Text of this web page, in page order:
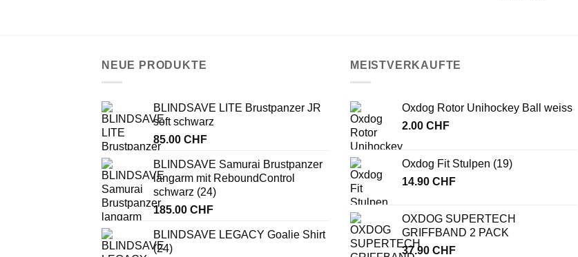
NEUE PRODUKTE
BLINDSAVE LITE Brustpanzer JR
soft schwarz
85.00 CHF
BLINDSAVE Samurai Brustpanzer
langarm mit ReboundControl
schwarz (24)
185.00 CHF
BLINDSAVE LEGACY Goalie Shirt
(24)
MEISTVERKAUFTE
Oxdog Rotor Unihockey Ball weiss
2.00 CHF
Oxdog Fit Stulpen (19)
14.90 CHF
OXDOG SUPERTECH
GRIFFBAND 2 PACK
37.90 CHF